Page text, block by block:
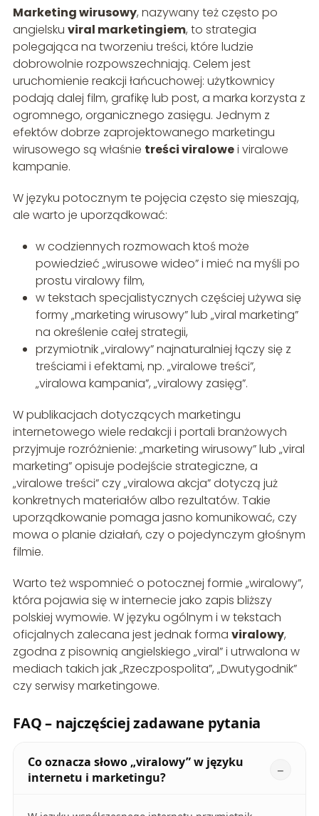
Marketing wirusowy, nazywany też często po
angielsku viral marketingiem, to strategia
polegająca na tworzeniu treści, które ludzie
dobrowolnie rozpowszechniają. Celem jest
uruchomienie reakcji łańcuchowej: użytkownicy
podają dalej film, grafikę lub post, a marka korzysta z
ogromnego, organicznego zasięgu. Jednym z
efektów dobrze zaprojektowanego marketingu
wirusowego są właśnie treści viralowei viralowe
kampanie.
W języku potocznym te pojęcia często się mieszają,
ale warto je uporządkować:
w codziennych rozmowach ktoś może
powiedzieć „wirusowe wideo” i mieć na myśli po
prostu viralowy film,
w tekstach specjalistycznych częściej używa się
formy „marketing wirusowy” lub „viral marketing”
na określenie całej strategii,
przymiotnik „viralowy” najnaturalniej łączy się z
treściami i efektami, np. „viralowe treści”,
„viralowa kampania”, „viralowy zasięg”.
W publikacjach dotyczących marketingu
internetowego wiele redakcji i portali branżowych
przyjmuje rozróżnienie: „marketing wirusowy” lub „viral
marketing” opisuje podejście strategiczne, a
„viralowe treści” czy „viralowa akcja” dotyczą już
konkretnych materiałów albo rezultatów. Takie
uporządkowanie pomaga jasno komunikować, czy
mowa o planie działań, czy o pojedynczym głośnym
filmie.
Warto też wspomnieć o potocznej formie „wiralowy”,
która pojawia się w internecie jako zapis bliższy
polskiej wymowie. W języku ogólnym i w tekstach
oficjalnych zalecana jest jednak forma viralowy,
zgodna z pisownią angielskiego „viral” i utrwalona w
mediach takich jak „Rzeczpospolita”, „Dwutygodnik”
czy serwisy marketingowe.
FAQ – najczęściej zadawane pytania
Co oznacza słowo „viralowy” w języku
internetu i marketingu?